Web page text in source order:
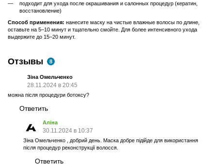
подходит для ухода после окрашивания и салонных процедур (кератин,
восстановление)
Способ применения: нанесите маску на чистые влажные волосы по длине,
оставьте на 5–10 минут и тщательно смойте. Для более интенсивного ухода
выдержите до 15–20 минут.
Отзывы 8
Зіна Омельченко
28.11.2024 в 20:45
можна після процедури ботоксу?
Ответить
Аліна
30.11.2024 в 10:37
Зіна Омельченко , добрий день. Маска добре підійде для використання
після процедур реконструкції волосся.
Ответить